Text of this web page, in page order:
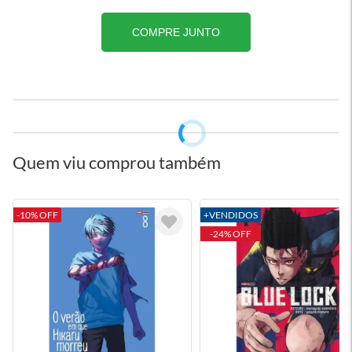
COMPRE JUNTO
Quem viu comprou também
-10% OFF
+VENDIDOS
-24% OFF